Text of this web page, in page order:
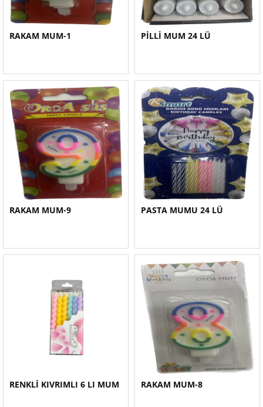
RAKAM MUM-1 PİLLİ MUM 24 LÜ
RAKAM MUM-9 PASTA MUMU 24 LÜ
RENKLİ KIVRIMLI 6 LI MUM RAKAM MUM-8